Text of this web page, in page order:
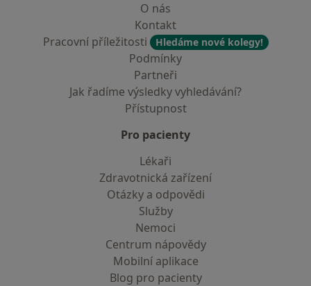
O nás
Kontakt
Pracovní příležitosti
Hledáme nové kolegy!
Podmínky
Partneři
Jak řadíme výsledky vyhledávání?
Přístupnost
Pro pacienty
Lékaři
Zdravotnická zařízení
Otázky a odpovědi
Služby
Nemoci
Centrum nápovědy
Mobilní aplikace
Blog pro pacienty